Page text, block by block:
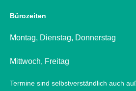
Bürozeiten
Montag, Dienstag, Donnerstag
Mittwoch, Freitag
Termine sind selbstverständlich auch